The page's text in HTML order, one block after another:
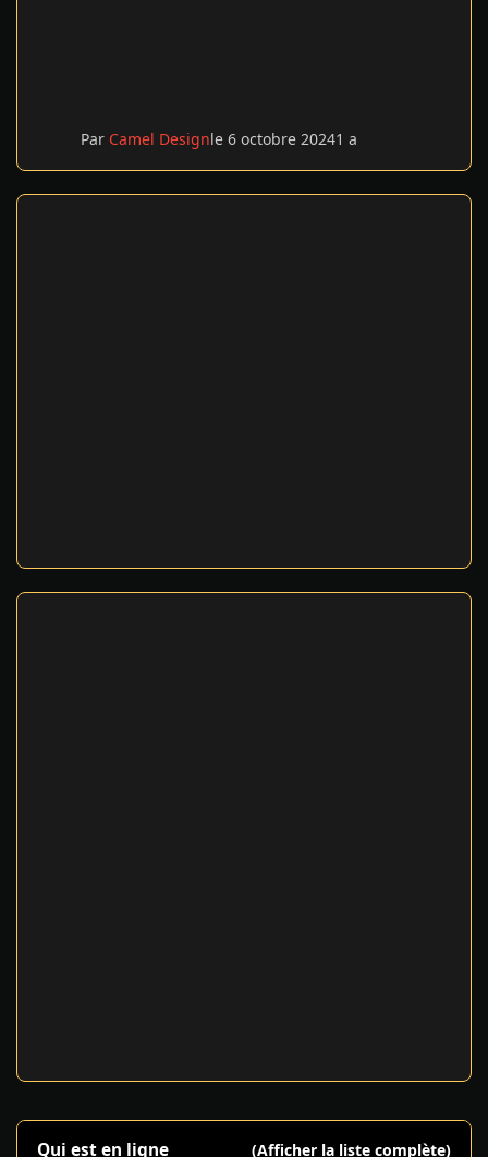
Par Camel Designle 6 octobre 20241 a
Qui est en ligne (Afficher la liste complète)